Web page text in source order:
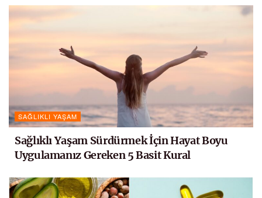
SAĞLIKLI YAŞAM
Sağlıklı Yaşam Sürdürmek İçin Hayat Boyu
Uygulamanız Gereken 5 Basit Kural